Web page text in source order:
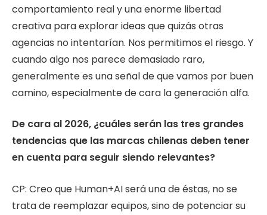
comportamiento real y una enorme libertad
creativa para explorar ideas que quizás otras
agencias no intentarían. Nos permitimos el riesgo. Y
cuando algo nos parece demasiado raro,
generalmente es una señal de que vamos por buen
camino, especialmente de cara la generación alfa.
⁠De cara al 2026, ¿cuáles serán las tres grandes
tendencias que las marcas chilenas deben tener
en cuenta para seguir siendo relevantes?
CP: Creo que Human+AI será una de éstas, no se
trata de reemplazar equipos, sino de potenciar su